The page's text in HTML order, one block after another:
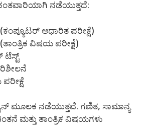
ನಡೆಯುತ್ತದೆ:
ಆಧಾರಿತ ಪರೀಕ್ಷೆ)
ವಿಷಯ ಪರೀಕ್ಷೆ)
ಟೆಸ್ಟ್
ಮೂಲಕ ನಡೆಯುತ್ತವೆ. ಗಣಿತ, ಸಾಮಾನ್ಯ
ಮತ್ತು ತಾಂತ್ರಿಕ ವಿಷಯಗಳು